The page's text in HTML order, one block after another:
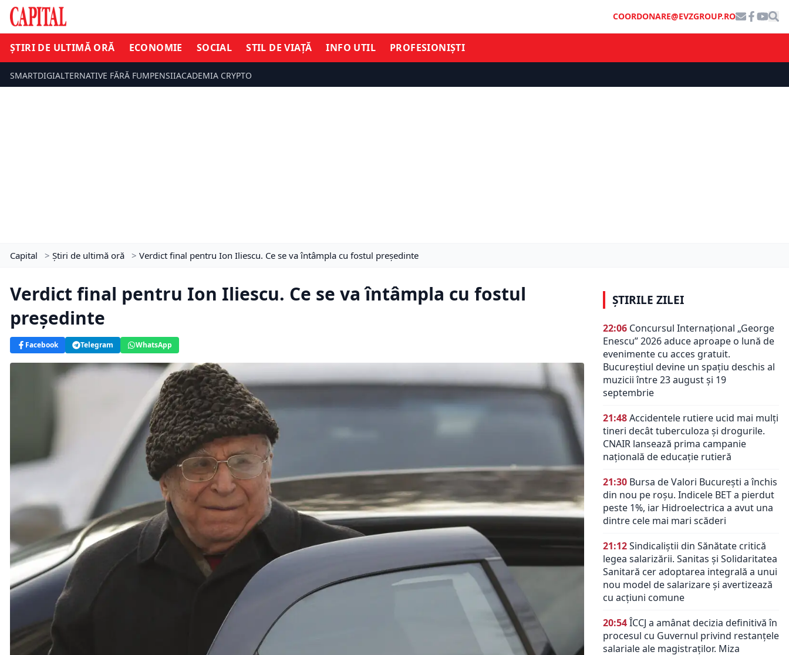
COORDONARE@EVZGROUP.RO
ȘTIRI DE ULTIMĂ ORĂ ECONOMIE SOCIAL STIL DE VIAȚĂ INFO UTIL PROFESIONIȘTI
SMARTDIGIALTERNATIVE FĂRĂ FUMPENSIIACADEMIA CRYPTO
Capital > Știri de ultimă oră > Verdict final pentru Ion Iliescu. Ce se va întâmpla cu fostul președinte
Verdict final pentru Ion Iliescu. Ce se va întâmpla cu fostul
președinte
Facebook Telegram WhatsApp
ȘTIRILE ZILEI
22:06 Concursul Internațional „George
Enescu” 2026 aduce aproape o lună de
evenimente cu acces gratuit.
Bucureștiul devine un spațiu deschis al
muzicii între 23 august și 19
septembrie
21:48Accidentele rutiere ucid mai mulți
tineri decât tuberculoza și drogurile.
CNAIR lansează prima campanie
națională de educație rutieră
21:30 Bursa de Valori București a închis
din nou pe roșu. Indicele BET a pierdut
peste 1%, iar Hidroelectrica a avut una
dintre cele mai mari scăderi
21:12Sindicaliștii din Sănătate critică
legea salarizării. Sanitas și Solidaritatea
Sanitară cer adoptarea integrală a unui
nou model de salarizare și avertizează
cu acțiuni comune
20:54ÎCCJ a amânat decizia definitivă în
procesul cu Guvernul privind restanțele
salariale ale magistraților. Miza